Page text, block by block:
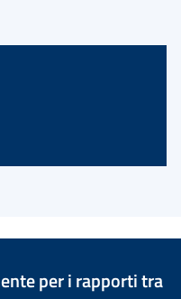
per i rapporti tra